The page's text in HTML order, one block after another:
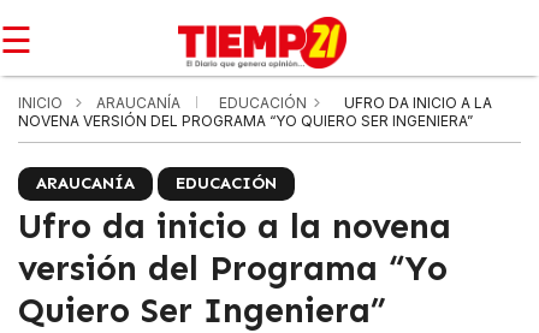
☰
INICIO ARAUCANÍA EDUCACIÓN
UFRO DA INICIO A LA
NOVENA VERSIÓN DEL PROGRAMA “YO QUIERO SER INGENIERA”
ARAUCANÍA EDUCACIÓN
Ufro da inicio a la novena
versión del Programa “Yo
Quiero Ser Ingeniera”